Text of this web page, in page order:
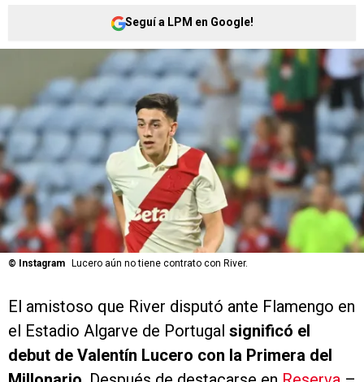
Seguí a LPM en Google!
© Instagram Lucero aún no tiene contrato con River.
El amistoso que River disputó ante Flamengo en
el Estadio Algarve de Portugal significó el
debut de Valentín Lucero con la Primera del